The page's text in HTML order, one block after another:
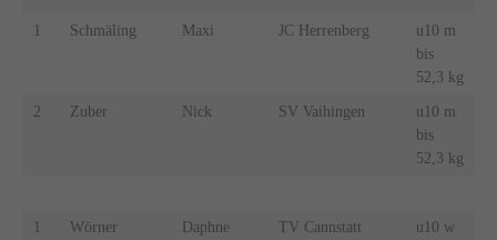
1 Schmäling Maxi JC Herrenberg
u10 m
bis
52,3 kg
2 Zuber Nick SV Vaihingen
u10 m
bis
52,3 kg
1 Wörner Daphne TV Cannstatt
u10 w